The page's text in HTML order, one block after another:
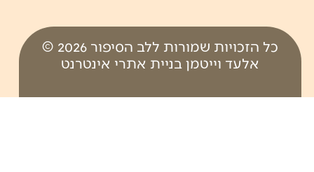
כל הזכויות שמורות ללב הסיפור 2026 ©
אלעד וייטמן בניית אתרי אינטרנט